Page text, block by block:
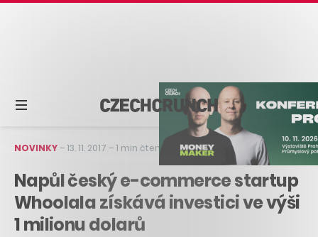
NOVINKY–13. 11. 2017 –1 min čtení
Napůl český e-commerce startup
Whoolala získává investici ve výši
1 milionu dolarů